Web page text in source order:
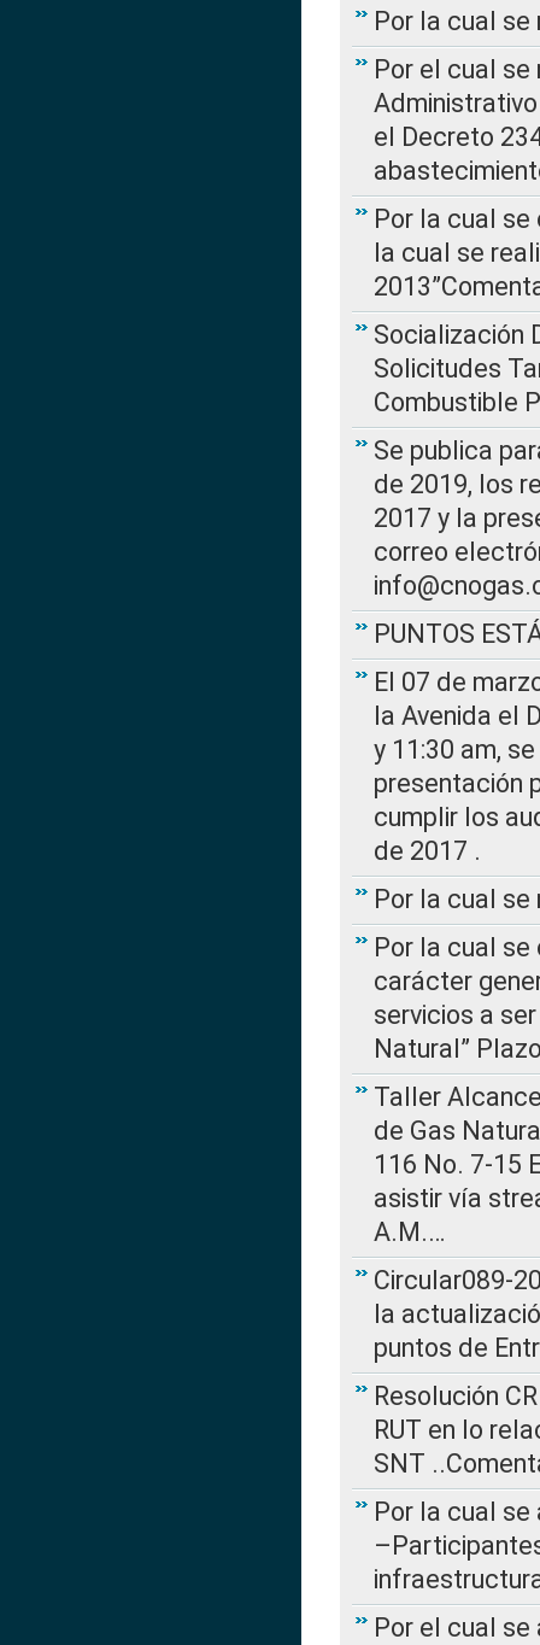
Por la cual se
Por el cual
el Decreto
Por la cual se
la cual se
Socialización
Solicitudes
Combustible
Se publica
de 2019, los
2017 y la
correo
PUNTOS
El 07 de
la Avenida el
y 11:30 am,
presentación
cumplir los
de 2017 .
Por la cual se
Por la cual
carácter
servicios a
Natural”
Taller
de Gas
116 No. 7-15
asistir vía
A.M.…
Circular089-
la
puntos de
Resolución
RUT en lo
SNT
Por la cual se
Por el cual